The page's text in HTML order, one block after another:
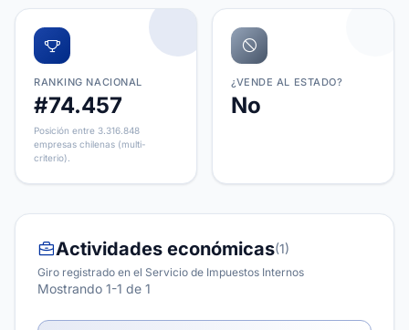
RANKING NACIONAL
#74.457
Posición entre 3.316.848
empresas chilenas (multi-
criterio).
¿VENDE AL ESTADO?
No
Actividades económicas(1)
Giro registrado en el Servicio de Impuestos Internos
Mostrando 1-1 de 1